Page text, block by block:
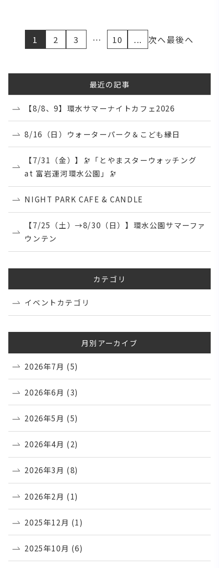
1 2 3 … 10 ... 次へ最後へ
最近の記事
【8/8、9】環水サマーナイトカフェ2026
8/16（日）ウォーターパーク＆こども縁日
【7/31（金）】🔭「とやまスターウォッチング
at 富岩運河環水公園」🔭
NIGHT PARK CAFE & CANDLE
【7/25（土）→8/30（日）】環水公園サマーファ
ウンテン
カテゴリ
イベントカテゴリ
月別アーカイブ
2026年7月 (5)
2026年6月 (3)
2026年5月 (5)
2026年4月 (2)
2026年3月 (8)
2026年2月 (1)
2025年12月 (1)
2025年10月 (6)